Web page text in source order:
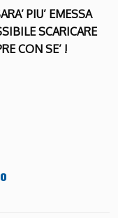
PIU’ EMESSA
SCARICARE
CON SE’ !